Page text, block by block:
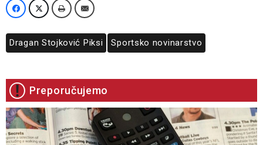
Dragan Stojković Piksi Sportsko novinarstvo
Preporučujemo